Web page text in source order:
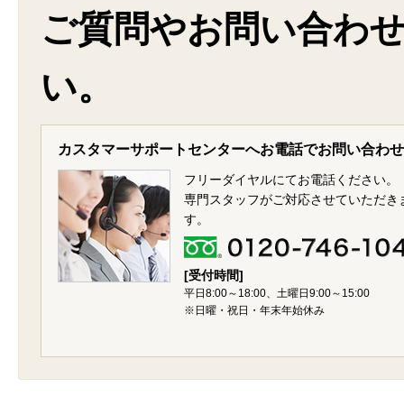
ご質問やお問い合わ
い。
カスタマーサポートセンターへお電話でお問い合わせ
フリーダイヤルにてお電話ください。
専門スタッフがご対応させていただき
す。
[受付時間]
平日8:00～18:00、土曜日9:00～15:00
※日曜・祝日・年末年始休み